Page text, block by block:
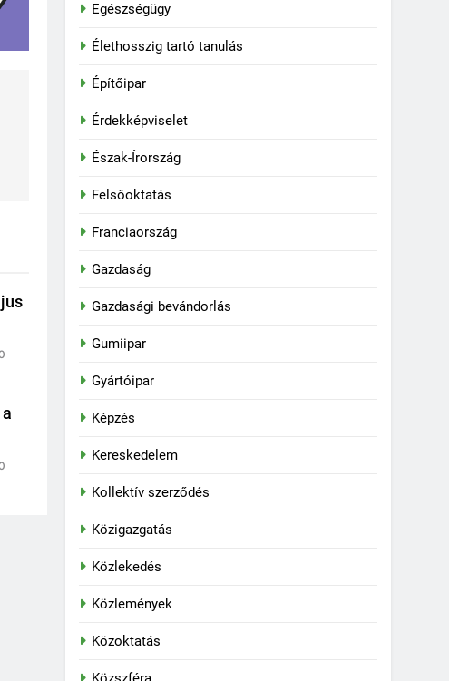
Egészségügy
Élethosszig tartó tanulás
Építőipar
Érdekképviselet
Észak-Írország
Felsőoktatás
Franciaország
Gazdaság
Gazdasági bevándorlás
Gumiipar
Gyártóipar
Képzés
Kereskedelem
Kollektív szerződés
Közigazgatás
Közlekedés
Közlemények
Közoktatás